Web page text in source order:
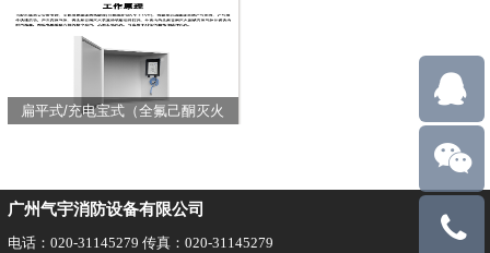
扁平式/充电宝式（全氟己酮灭火
广州气宇消防设备有限公司
电话：020-31145279 传真：020-31145279